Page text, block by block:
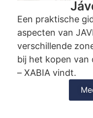
Een praktische
aspecten van
verschillende
bij het kopen van
– XABIA vindt.